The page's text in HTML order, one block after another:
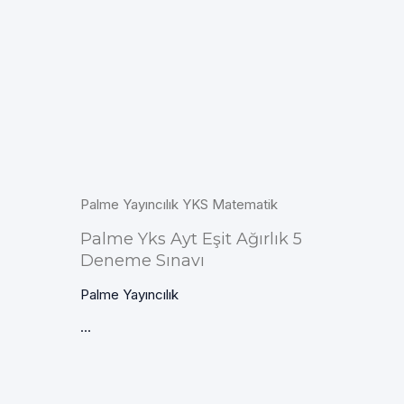
Palme Yayıncılık YKS Matematik
Palme Yks Ayt Eşit Ağırlık 5
Deneme Sınavı
Palme Yayıncılık
...